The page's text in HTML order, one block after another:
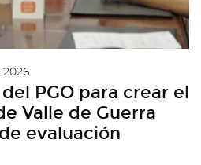
2026
PGO para crear el
Valle de Guerra
evaluación